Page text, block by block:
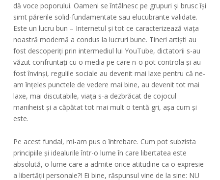
dă voce poporului. Oameni se întâlnesc pe grupuri și brusc își
simt părerile solid-fundamentate sau elucubrante validate.
Este un lucru bun – Internetul și tot ce caracterizează viața
noastră modernă a condus la lucruri bune. Tineri artiști au
fost descoperiți prin intermediul lui YouTube, dictatorii s-au
văzut confruntați cu o media pe care n-o pot controla și au
fost învinși, regulile sociale au devenit mai laxe pentru că ne-
am înțeles punctele de vedere mai bine, au devenit tot mai
laxe, mai discutabile, viața s-a dezbrăcat de cojocul
maniheist și a căpătat tot mai mult o tentă gri, așa cum și
este.
Pe acest fundal, mi-am pus o întrebare. Cum pot subzista
principiile și idealurile într-o lume în care libertatea este
absolută, o lume care a admite orice atitudine ca o expresie
a libertății personale?! Ei bine, răspunsul vine de la sine: NU